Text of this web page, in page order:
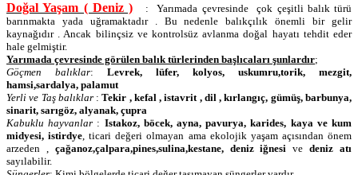
Doğal Yaşam ( Deniz ) : Yarımada çevresinde
çok çeşitli balık türü
barınmakta yada uğramaktadır . Bu nedenle balıkçılık önemli bir gelir
kaynağıdır . Ancak bilinçsiz ve kontrolsüz avlanma doğal hayatı tehdit eder
hale gelmiştir.
Yarımada çevresinde görülen balık türlerinden başlıcaları şunlardır;
Göçmen balıklar: Levrek, lüfer, kolyos, uskumru,torik, mezgit,
hamsi,sardalya, palamut
Yerli ve Taş balıklar:Tekir , kefal , istavrit , dil , kırlangıç, gümüş, barbunya,
sinarit, sarıgöz, alyanak, çupra
Kabuklu hayvanlar : Istakoz, böcek, ayna, pavurya, karides, kaya ve kum
midyesi, istirdye, ticari değeri olmayan ama ekolojik yaşam açısından önem
arzeden , çağanoz,çalpara,pines,sulina,kestane, deniz iğnesi vedeniz atı
sayılabilir.